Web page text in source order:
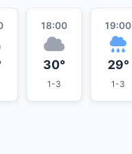
18:00
30°
1-3
19:00
29°
1-3